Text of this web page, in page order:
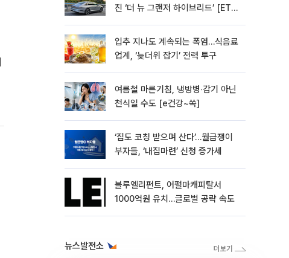
진 ‘더 뉴 그랜저 하이브리드’ [ET의
입추 지나도 계속되는 폭염…식음료
업계, ‘늦더위 잡기’ 전력 투구
여름철 마른기침, 냉방병‧감기 아닌
천식일 수도 [e건강~쏙]
‘집도 코칭 받으며 산다’…월급쟁이
부자들, ‘내집마련’ 신청 증가세
블루엘리펀트, 어펄마캐피탈서
1000억원 유치…글로벌 공략 속도
뉴스발전소